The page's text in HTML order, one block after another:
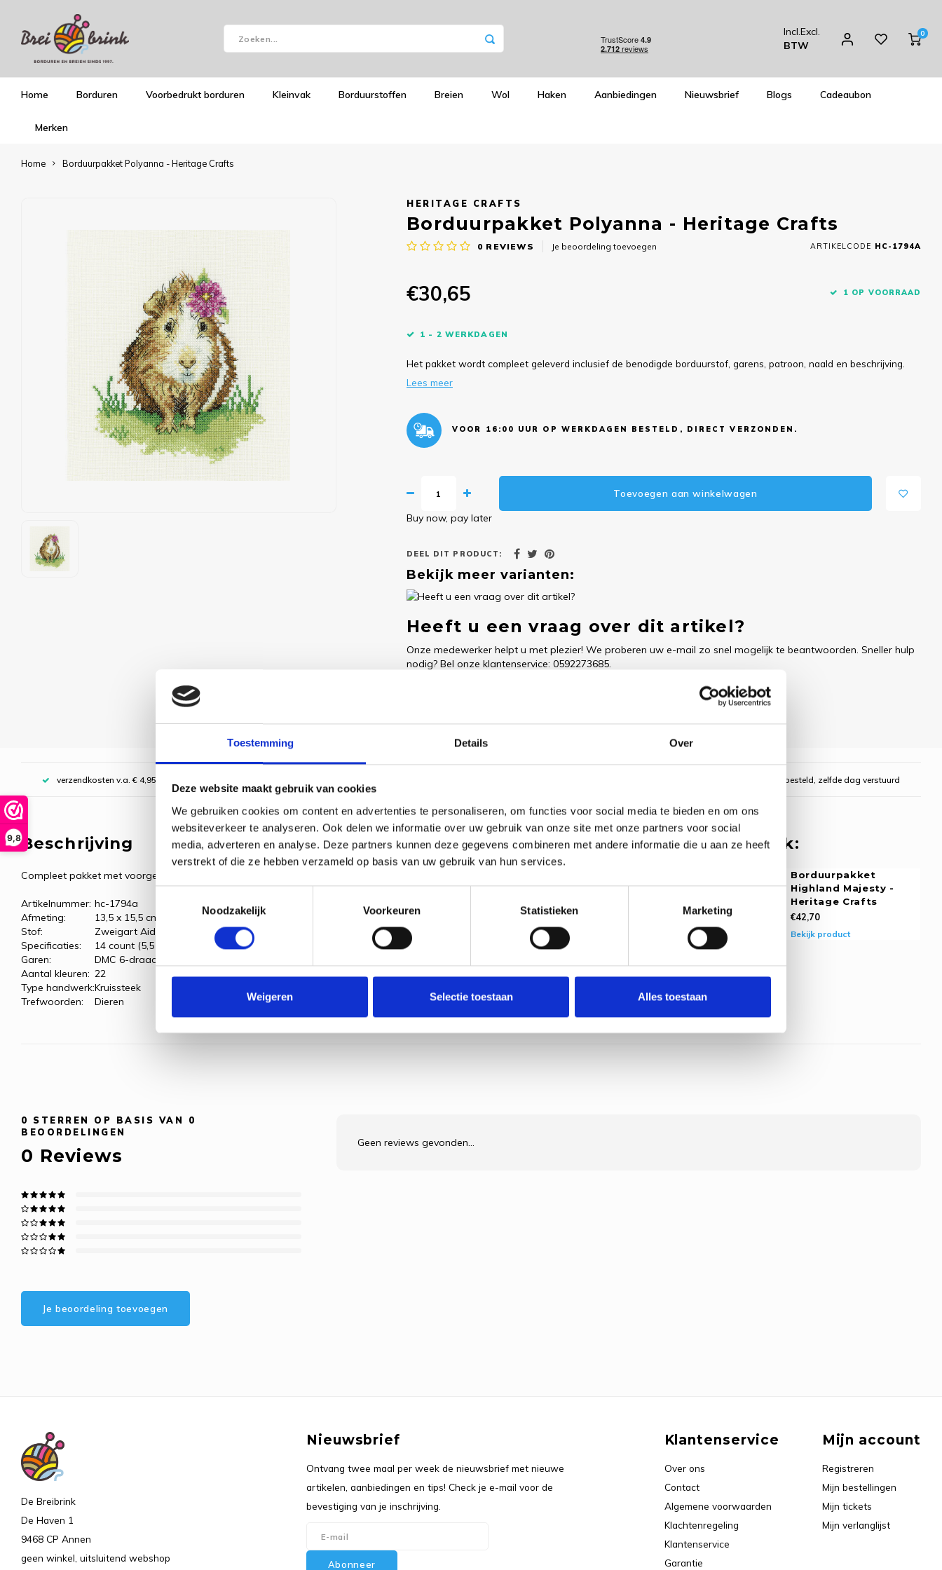
Toestemming Details Over
Deze website maakt gebruik van cookies
We gebruiken cookies om content en advertenties te personaliseren, om functies voor social media te bieden en om ons
websiteverkeer te analyseren. Ook delen we informatie over uw gebruik van onze site met onze partners voor social
media, adverteren en analyse. Deze partners kunnen deze gegevens combineren met andere informatie die u aan ze heeft
verstrekt of die ze hebben verzameld op basis van uw gebruik van hun services.
Noodzakelijk
Voorkeuren Statistieken Marketing
Weigeren Selectie toestaan Alles toestaan
9,8
Incl.Excl.
BTW
0
Home Borduren Voorbedrukt borduren Kleinvak Borduurstoffen Breien Wol Haken Aanbiedingen Nieuwsbrief Blogs Cadeaubon
Merken
Home Borduurpakket Polyanna - Heritage Crafts
HERITAGE CRAFTS
Borduurpakket Polyanna - Heritage Crafts
0 REVIEWS Je beoordeling toevoegen ARTIKELCODE HC-1794A
€30,65 1 OP VOORRAAD
1 - 2 WERKDAGEN
Het pakket wordt compleet geleverd inclusief de benodigde borduurstof, garens, patroon, naald en beschrijving.
Lees meer
VOOR 16:00 UUR OP WERKDAGEN BESTELD, DIRECT VERZONDEN.
Toevoegen aan winkelwagen
Buy now, pay later
DEEL DIT PRODUCT:
Bekijk meer varianten:
Heeft u een vraag over dit artikel?
Onze medewerker helpt u met plezier! We proberen uw e-mail zo snel mogelijk te beantwoorden. Sneller hulp
nodig? Bel onze klantenservice: 0592273685.
verzendkosten v.a. € 4,95, boven € 70,00 gratis (NL) Voor 16:00 uur besteld, zelfde dag verstuurd
Beschrijving
Compleet pakket met voorgesorteerde borduurgarens.
Artikelnummer: hc-1794a
Afmeting:
13,5 x 15,5 cm
Stof:
Zweigart Aida, antiek wit
Specificaties:
14 count (5,5 kr/cm)
Garen:
DMC 6-draads borduurgaren
Aantal kleuren: 22
Type handwerk:Kruissteek
Trefwoorden:
Dieren
Dit vind je misschien ook leuk:
Highland Harmony -
Borduurpakket
Highland Majesty -
Heritage Crafts
€42,70
Bekijk product
0 STERREN OP BASIS VAN 0
BEOORDELINGEN
0 Reviews
Je beoordeling toevoegen
Geen reviews gevonden...
De Breibrink
De Haven 1
9468 CP Annen
geen winkel, uitsluitend webshop
Nieuwsbrief
Ontvang twee maal per week de nieuwsbrief met nieuwe
artikelen, aanbiedingen en tips! Check je e-mail voor de
bevestiging van je inschrijving.
Abonneer
Klantenservice
Over ons
Contact
Algemene voorwaarden
Klachtenregeling
Klantenservice
Garantie
Mijn account
Registreren
Mijn bestellingen
Mijn tickets
Mijn verlanglijst